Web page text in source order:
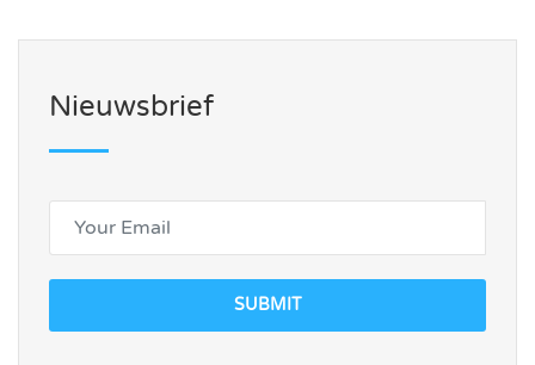
Nieuwsbrief
SUBMIT